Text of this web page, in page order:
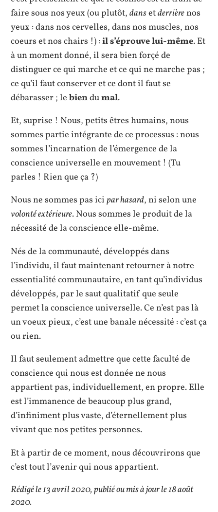
faire sous nos yeux (ou plutôt,dansetderrièrenos
yeux : dans nos cervelles, dans nos muscles, nos
coeurs et nos chairs !) :il s’éprouve lui-même. Et
à un moment donné, il sera bien forçé de
distinguer ce qui marche et ce qui ne marche pas ;
ce qu’il faut conserver et ce dont il faut se
débarasser ; lebiendumal.
Et, suprise ! Nous, petits êtres humains, nous
sommes partie intégrante de ce processus : nous
sommes l’incarnation de l’émergence de la
conscience universelle en mouvement ! (Tu
parles ! Rien que ça ?)
Nous ne sommes pas icipar hasard, ni selon une
volonté extérieure. Nous sommes le produit de la
nécessité de la conscience elle-même.
Nés de la communauté, développés dans
l’individu, il faut maintenant retourner à notre
essentialité communautaire, en tant qu’individus
développés, par le saut qualitatif que seule
permet la conscience universelle. Ce n’est pas là
un voeux pieux, c’est une banale nécessité : c’est ça
ou rien.
Il faut seulement admettre que cette faculté de
conscience qui nous est donnée ne nous
appartient pas, individuellement, en propre. Elle
est l’immanence de beaucoup plus grand,
d’infiniment plus vaste, d’éternellement plus
vivant que nos petites personnes.
Et à partir de ce moment, nous découvrirons que
c’est tout l’avenir qui nous appartient.
Rédigé le 13 avril 2020, publié ou mis à jour le 18 août
2020.